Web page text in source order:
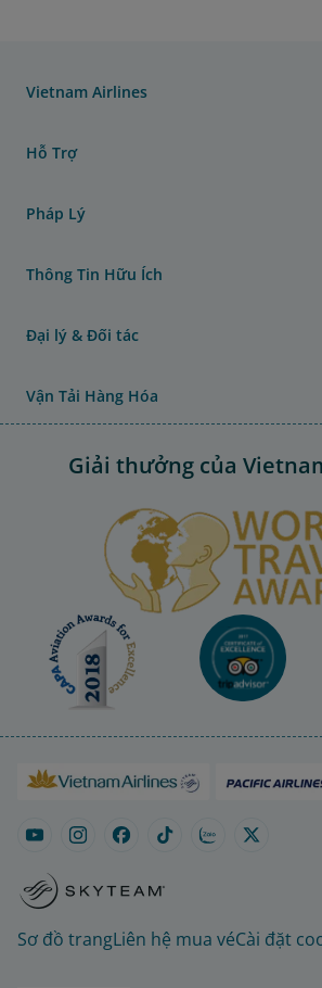
Vietnam Airlines
Hỗ Trợ
Pháp Lý
Thông Tin Hữu Ích
Đại lý & Đối tác
Vận Tải Hàng Hóa
Giải thưởng của
Sơ đồ trangLiên hệ mua véCài đặt